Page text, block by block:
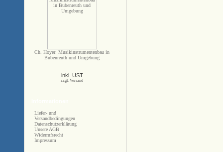
Ch. Hoyer: Musikinstrumentenbau in
Bubenreuth und Umgebung
inkl. UST
zzgl. Versand
Liefer- und
Versandbedingungen
Datenschutzerklärung
Unsere AGB
Widerrufsrecht
Impressum